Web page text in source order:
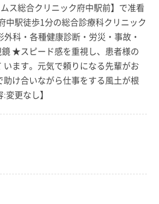
ス総合クリニック府中駅前】で准看
駅徒歩1分の総合診療科クリニック
科・各種健康診断・労災・事故・
★スピード感を重視し、患者様の
ます。元気で頼りになる先輩がお
助け合いながら仕事をする風土が根
更なし】